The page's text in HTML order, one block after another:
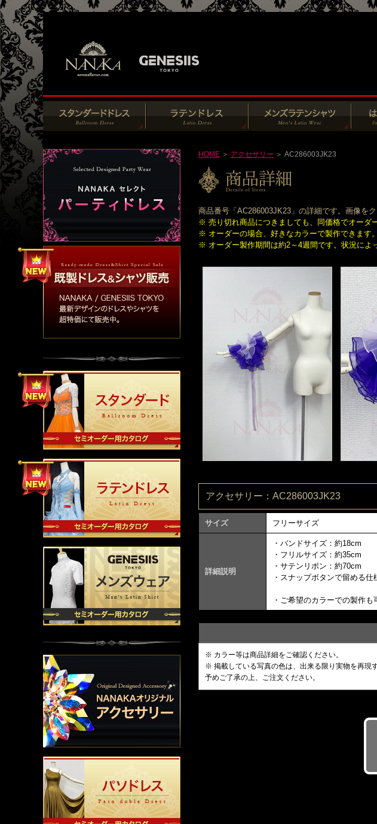
HOME ＞ アクセサリー ＞ AC286003JK23
商品番号「AC286003JK23」の詳細です。画像を
※ 売り切れ商品につきましても、同価格でオーダ
※ オーダーの場合、好きなカラーで製作できます。
※ オーダー製作期間は約2～4週間です。状況によ
アクセサリー：AC286003JK23
サイズ フリーサイズ
詳細説明
・バンドサイズ：約18cm
・フリルサイズ：約35cm
・サテンリボン：約70cm
・スナップボタンで留める仕
・ご希望のカラーでの製作
※ カラー等は商品詳細をご確認ください。
※ 掲載している写真の色は、出来る限り実物を再現
予めご了承の上、ご注文ください。